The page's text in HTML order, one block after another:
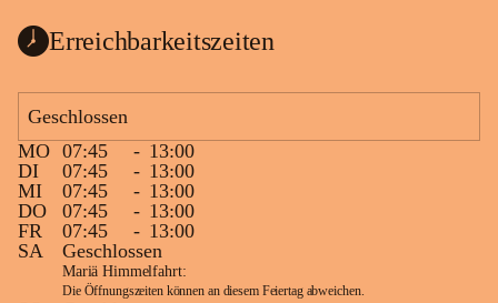
Erreichbarkeitszeiten
Geschlossen
MO 07:45 - 13:00
DI
07:45 - 13:00
MI
07:45 - 13:00
DO
07:45 - 13:00
FR
07:45 - 13:00
SA
Geschlossen
Mariä Himmelfahrt:
Die Öffnungszeiten können an diesem Feiertag abweichen.